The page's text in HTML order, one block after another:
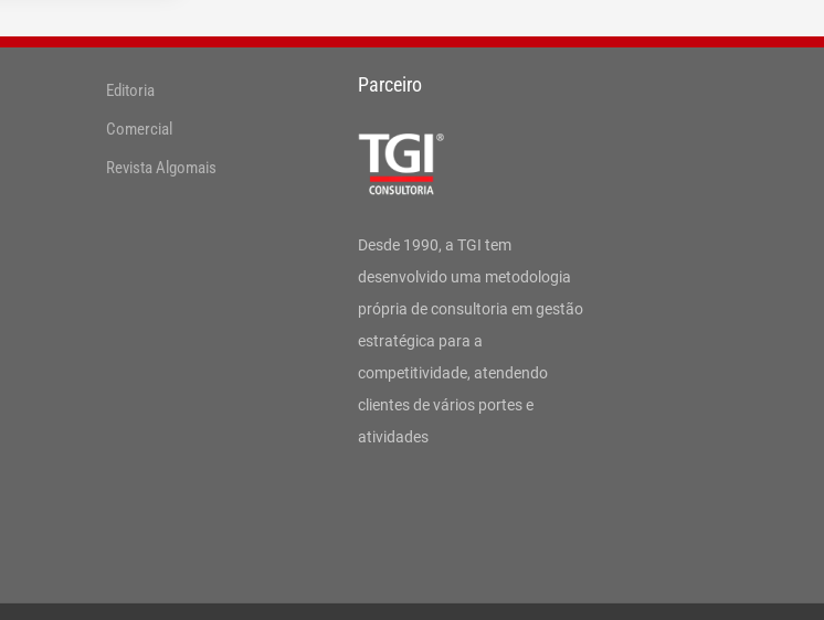
Editoria
Comercial
Revista Algomais
Parceiro
Desde 1990, a TGI tem
desenvolvido uma metodologia
própria de consultoria em gestão
estratégica para a
competitividade, atendendo
clientes de vários portes e
atividades